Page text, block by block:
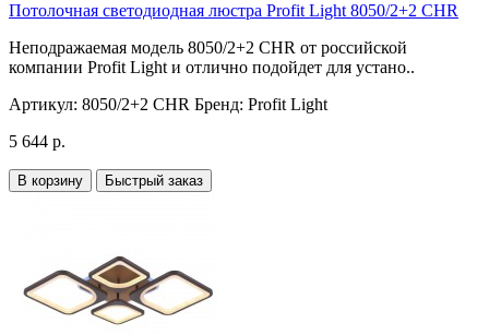
Потолочная светодиодная люстра Profit Light 8050/2+2 CHR
Неподражаемая модель 8050/2+2 CHR от российской
компании Profit Light и отлично подойдет для устано..
Артикул: 8050/2+2 CHR Бренд: Profit Light
5 644 р.
В корзину Быстрый заказ